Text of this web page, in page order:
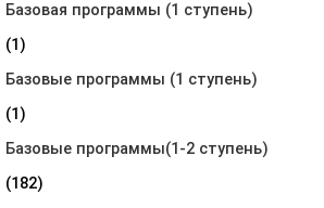
Базовая программы (1 ступень)
(1)
Базовые программы (1 ступень)
(1)
Базовые программы(1-2 ступень)
(182)